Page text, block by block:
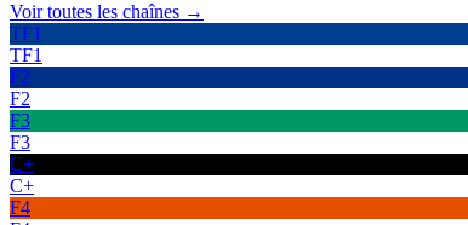
Voir toutes les chaînes →
TF1
TF1
F2
F2
F3
F3
C+
C+
F4